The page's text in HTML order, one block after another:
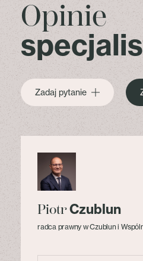
Opinie
Zadaj pytanie
PiotrCzublun
radca prawny w Czublun i